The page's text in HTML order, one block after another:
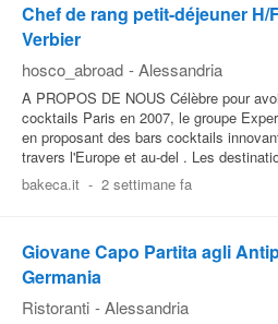
Chef de rang petit-déjeuner H/
Verbier
hosco_abroad - Alessandria
A PROPOS DE NOUS Célèbre pour
cocktails Paris en 2007, le groupe
en proposant des bars cocktails
travers l'Europe et au-del . Les
bakeca.it - 2 settimane fa
Giovane Capo Partita agli
Germania
Ristoranti - Alessandria